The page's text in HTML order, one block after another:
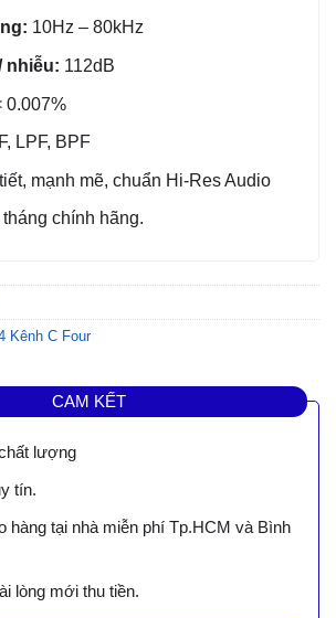
10Hz – 80kHz
nhiễu: 112dB
0.007%
LPF, BPF
mạnh mẽ, chuẩn Hi-Res Audio
tháng chính hãng.
Kênh C Four
CAM KẾT
lượng
tín.
hàng tại nhà miễn phí Tp.HCM và Bình
lòng mới thu tiền.